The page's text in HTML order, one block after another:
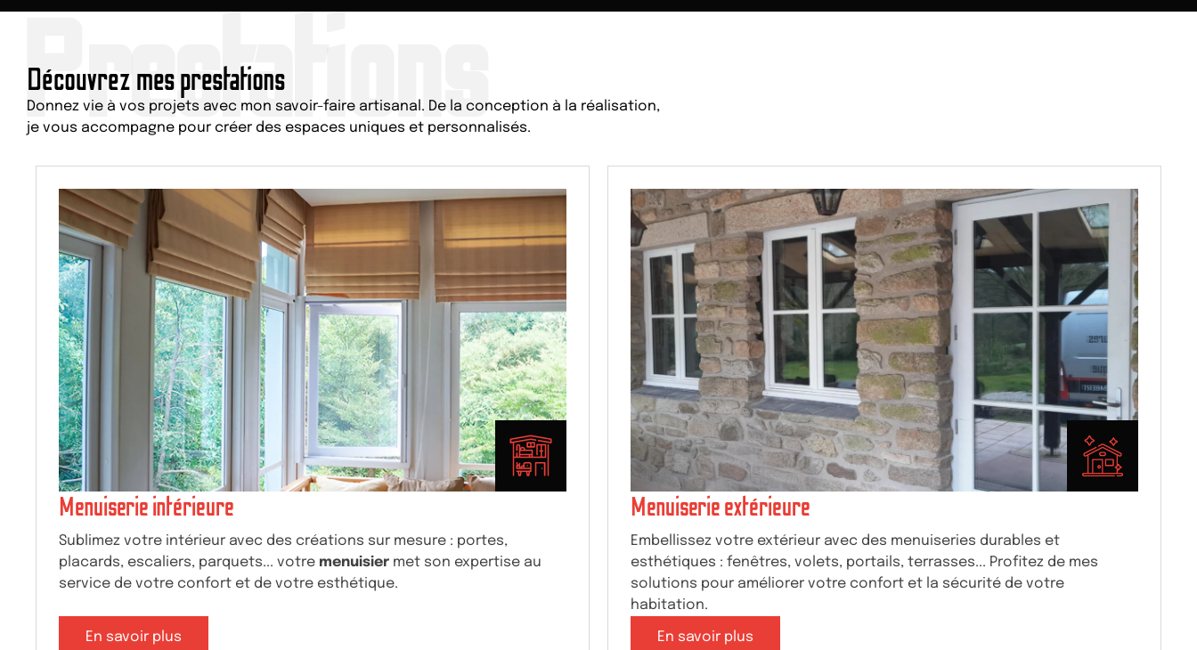
Découvrez mes prestations
Donnez vie à vos projets avec mon savoir-faire artisanal. De la conception à la réalisation,
je vous accompagne pour créer des espaces uniques et personnalisés.
Prestations
Menuiserie intérieure
Sublimez votre intérieur avec des créations sur mesure : portes,
placards, escaliers, parquets... votre menuisier met son expertise au
service de votre confort et de votre esthétique.
En savoir plus
Menuiserie extérieure
Embellissez votre extérieur avec des menuiseries durables et
esthétiques : fenêtres, volets, portails, terrasses... Profitez de mes
solutions pour améliorer votre confort et la sécurité de votre
habitation.
En savoir plus